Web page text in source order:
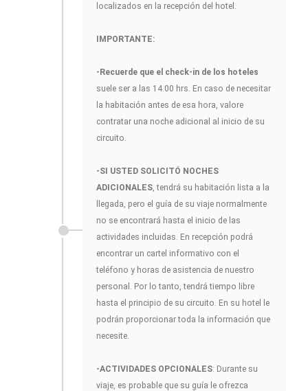
localizados en la recepción del hotel.
IMPORTANTE:
-Recuerde que el check-in de los hoteles
suele ser a las 14.00 hrs. En caso de necesitar
la habitación antes de esa hora, valore
contratar una noche adicional al inicio de su
circuito.
-SI USTED SOLICITÓ NOCHES
ADICIONALES , tendrá su habitación lista a la
llegada, pero el guía de su viaje normalmente
no se encontrará hasta el inicio de las
actividades incluidas. En recepción podrá
encontrar un cartel informativo con el
teléfono y horas de asistencia de nuestro
personal. Por lo tanto, tendrá tiempo libre
hasta el principio de su circuito. En su hotel le
podrán proporcionar toda la información que
necesite.
-ACTIVIDADES OPCIONALES: Durante su
viaje, es probable que su guía le ofrezca